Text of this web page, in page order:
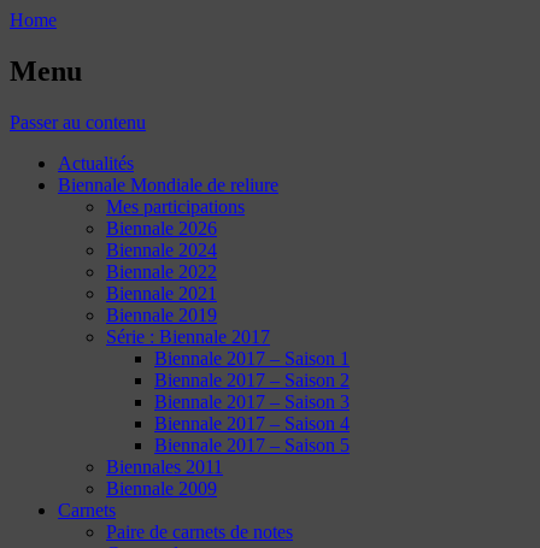
Home
Menu
Passer au contenu
Actualités
Biennale Mondiale de reliure
Mes participations
Biennale 2026
Biennale 2024
Biennale 2022
Biennale 2021
Biennale 2019
Série : Biennale 2017
Biennale 2017 – Saison 1
Biennale 2017 – Saison 2
Biennale 2017 – Saison 3
Biennale 2017 – Saison 4
Biennale 2017 – Saison 5
Biennales 2011
Biennale 2009
Carnets
Paire de carnets de notes